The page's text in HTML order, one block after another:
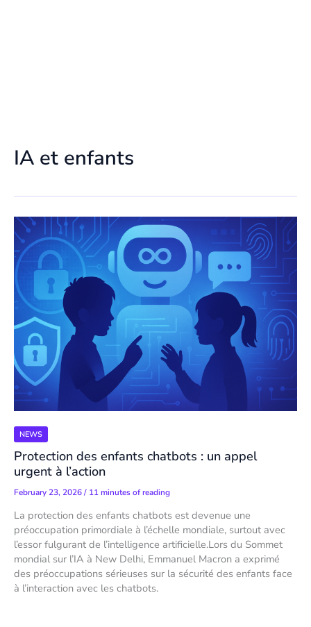
IA et enfants
NEWS
Protection des enfants chatbots : un appel
urgent à l’action
February 23, 2026/ 11 minutes of reading
La protection des enfants chatbots est devenue une
préoccupation primordiale à l’échelle mondiale, surtout avec
l’essor fulgurant de l’intelligence artificielle.Lors du Sommet
mondial sur l’IA à New Delhi, Emmanuel Macron a exprimé
des préoccupations sérieuses sur la sécurité des enfants face
à l’interaction avec les chatbots.